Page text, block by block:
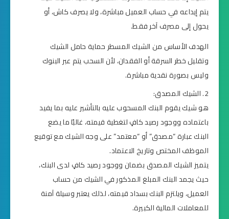
يتم إيداعه في حساب العميل مباشرة، ولا يصرف كاش، أو
يحول إلى مصرف آخر فقط.
الهدف الأساس من الشيك المسطر حماية حامل الشيك
وتقليل خطر السرقة أو الفقدان، لأن السحب يتم عبر البنوك
وليس بصورة نقدية مباشرة.
الشيك المصدق:
هو شيك يقوم البنك المسحوب عليه بالتأشير عليه بما يفيد
باعتماده ووجود رصيد كافٍ لتغطية قيمته، غالبًا ما يضع
البنك عبارة “مصدق” أو “معتمد” على وجه الشيك مع توقيع
الموظف المختص وتاريخ الاعتماد.
يتميز الشيك المصدق بضمان ووجود رصيد كافٍ لدى البنك،
حيث يجمد البنك المبلغ المذكور في الشيك من حساب
العميل، ويلتزم البنك بسداد قيمته، لذلك يعتبر وسيلة آمنة
للمعاملات المالية الكبيرة.